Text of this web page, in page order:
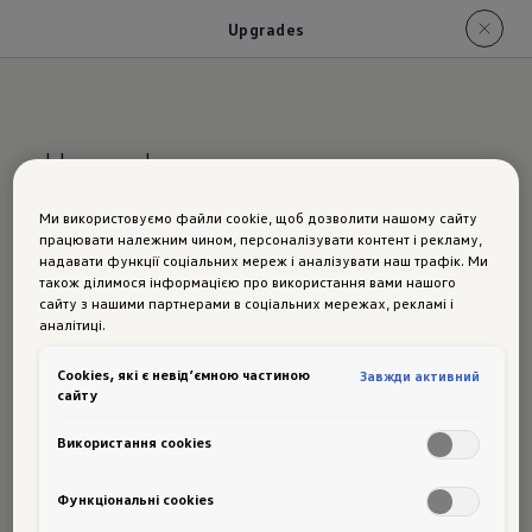
Upgrades
Upgrades
Модернізаці
я пізніше?
Тепер це
можливо
Ми використовуємо файли cookie, щоб дозволити нашому сайту
працювати належним чином, персоналізувати контент і рекламу,
надавати функції соціальних мереж і аналізувати наш трафік. Ми
також ділимося інформацією про використання вами нашого
сайту з нашими партнерами в соціальних мережах, рекламі і
аналітиці.
Сookies, які є невід’ємною частиною
сайту
Завжди активний
Використання cookies
Функціональні cookies